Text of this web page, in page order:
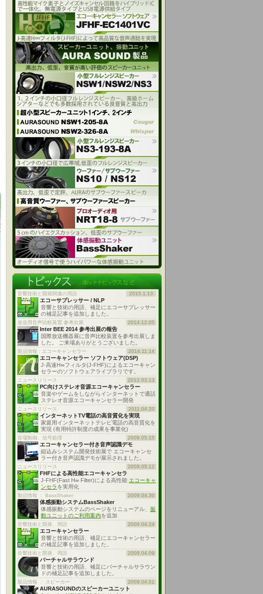
音響技術と開発関連の用語 2015.1.13
エコーサプレッサー / NLP
音響と技術の用語、補足にエコーサプレッサー
の補足記事を追加しました。
放送用音声比較装置 参考出展 2014.12.05
Inter BEE 2014 参考出展の報告
国際放送機器展に音声比較装置を参考出展しま
した。 ご来場ありがとうございました。
製品情報 : エコーキャンセラー 2014.11.14
エコーキャンセラー ソフトウェア(DSP)
J-高速H∞フィルタ(J-FHF)によるエコーキャン
セラーのソフトウェアライブラリです。
ニュースリリース 2012.03.13
PC向けステレオ音源エコーキャンセラー
音楽やゲームをしながらインターネットで通話
ステレオ音源エコーキャンセラー開発
ニュースリリース 2011.04.20
インターネットTV電話の高音質化を実現
家庭用インターネットテレビ電話の高音質化を
実現 (有用特許制度の成果を事業化)
音場制御、信号処理 2009.05.15
エコーキャンセラー付き音声認識デモ
組込みシステム開発技術展で エコーキャンセ
ラー付き音声認識デモが展示されました。
ニュースリリース 2009.05.12
FHFによる高性能エコーキャンセラ
J-FHF(Fast H∞ Filter)による高性能 エコーキャ
ンセラ を実用化
製品情報 ： BassShaker 2009.04.30
体感振動システムBassShaker
体感振動システムのページをリニューアル、 振
動ユニットのご利用案内を追加
音響技術と開発、用語 2009.04.24
エコーキャンセラー
音響と技術の用語、補足にエコーキャンセラー
の補足記事を追加しました。
音響技術と開発、用語 2009.04.09
バーチャルサラウンド
音響と技術の用語、補足にバーチャルサラウン
ドの補足記事を追加しました。
製品情報 ： スピーカー 2009.04.01
AURASOUNDのスピーカーユニット